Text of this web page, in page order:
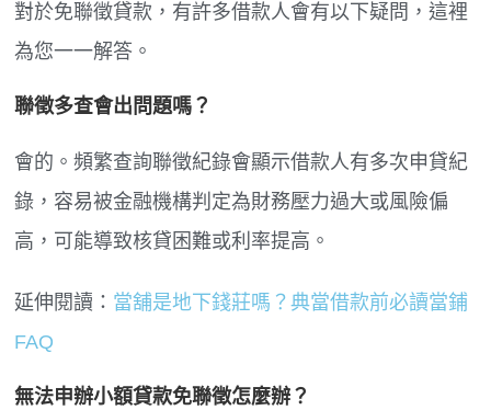
對於免聯徵貸款，有許多借款人會有以下疑問，這裡
為您一一解答。
聯徵多查會出問題嗎？
會的。頻繁查詢聯徵紀錄會顯示借款人有多次申貸紀
錄，容易被金融機構判定為財務壓力過大或風險偏
高，可能導致核貸困難或利率提高。
延伸閱讀： 當舖是地下錢莊嗎？典當借款前必讀當鋪
FAQ
無法申辦小額貸款免聯徵怎麼辦？